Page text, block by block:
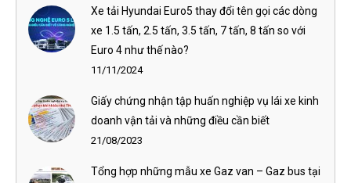
Xe tải Hyundai Euro5 thay đổi tên gọi các dòng
xe 1.5 tấn, 2.5 tấn, 3.5 tấn, 7 tấn, 8 tấn so với
Euro 4 như thế nào?
11/11/2024
Giấy chứng nhận tập huấn nghiệp vụ lái xe kinh
doanh vận tải và những điều cần biết
21/08/2023
Tổng hợp những mẫu xe Gaz van – Gaz bus tại